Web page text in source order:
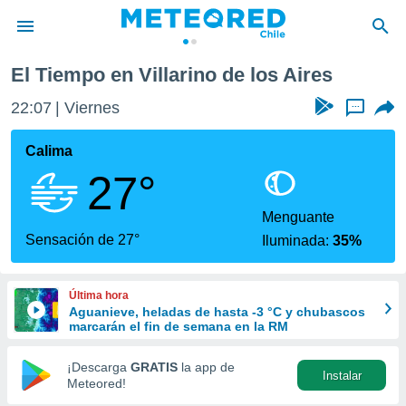
de
por
que se
calidad.
a este
las
y
forma
digital
basada
El Tiempo en Villarino de los Aires
22:07 Viernes ...
Calima
27°
Sensación de 27°
Menguante
Iluminada:35%
Última hora
Aguanieve, heladas de hasta -3 °C y chubascos
marcarán el fin de semana en la RM
¡Descarga GRATIS la app de
Meteored!
Instalar